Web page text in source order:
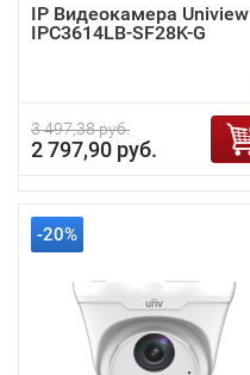
IP Видеокамера Uniview
IPC3614LB-SF28K-G
3 497,38 руб.
2 797,90 руб.
-20%